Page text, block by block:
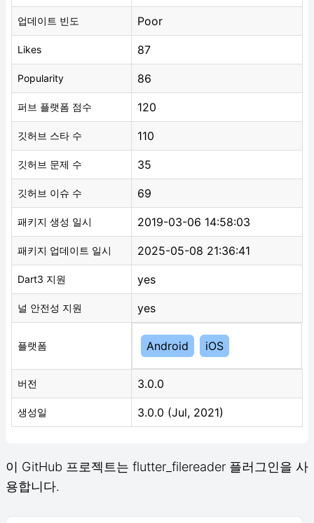
업데이트 빈도 Poor
Likes 87
Popularity 86
퍼브 플랫폼 점수 120
깃허브 스타 수 110
깃허브 문제 수 35
깃허브 이슈 수 69
패키지 생성 일시 2019-03-06 14:58:03
패키지 업데이트 일시 2025-05-08 21:36:41
Dart3 지원 yes
널 안전성 지원 yes
플랫폼 Android iOS
버전 3.0.0
생성일 3.0.0 (Jul, 2021)
이 GitHub 프로젝트는 flutter_filereader 플러그인을 사
용합니다.